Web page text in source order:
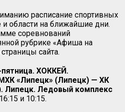
расписание спортивных
области на ближайшие дни.
соревнований
рубрике «Афиша на
сайта.
пятница. ХОККЕЙ.
«Липецк» (Липецк) — ХК
Липецк. Ледовый комплекс
и 10:15.